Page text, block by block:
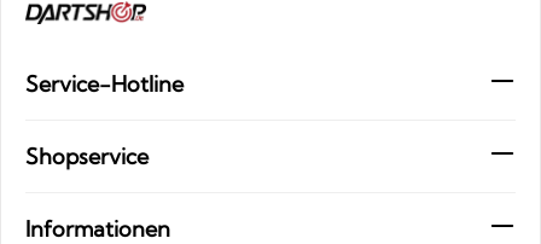
Service-Hotline
Shopservice
Informationen